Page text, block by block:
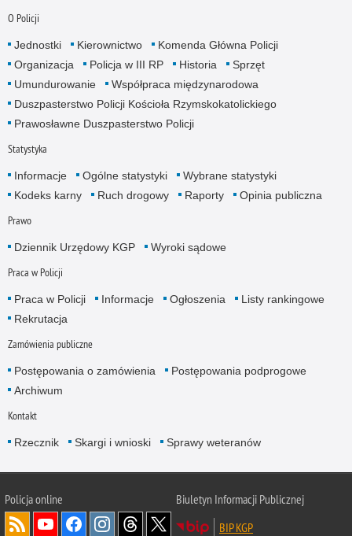
O Policji
Jednostki Kierownictwo
Komenda Główna Policji
Organizacja
Policja w III RP Historia
Sprzęt
Umundurowanie
Współpraca międzynarodowa
Duszpasterstwo Policji Kościoła Rzymskokatolickiego
Prawosławne Duszpasterstwo Policji
Statystyka
Informacje Ogólne statystyki
Wybrane statystyki
Kodeks karny
Ruch drogowy Raporty Opinia publiczna
Prawo
Dziennik Urzędowy KGP Wyroki sądowe
Praca w Policji
Praca w Policji Informacje Ogłoszenia
Listy rankingowe
Rekrutacja
Zamówienia publiczne
Postępowania o zamówienia
Postępowania podprogowe
Archiwum
Kontakt
Rzecznik Skargi i wnioski Sprawy weteranów
Policjaonline
Biuletyn Informacji Publicznej
BIP KGP